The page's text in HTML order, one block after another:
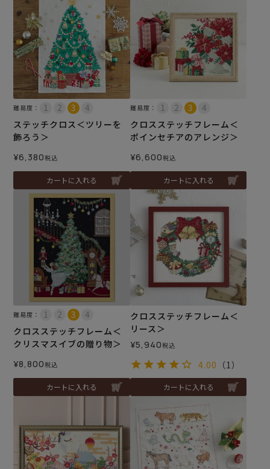
難易度：
ステッチクロス＜ツリーを
飾ろう＞
¥6,380税込
カートに入れる
難易度：
クロスステッチフレーム＜
ポインセチアのアレンジ＞
¥6,600税込
カートに入れる
難易度：
クロスステッチフレーム＜
クリスマスイブの贈り物＞
¥8,800税込
カートに入れる
クロスステッチフレーム＜
リース＞
¥5,940税込
4.00 （1）
カートに入れる